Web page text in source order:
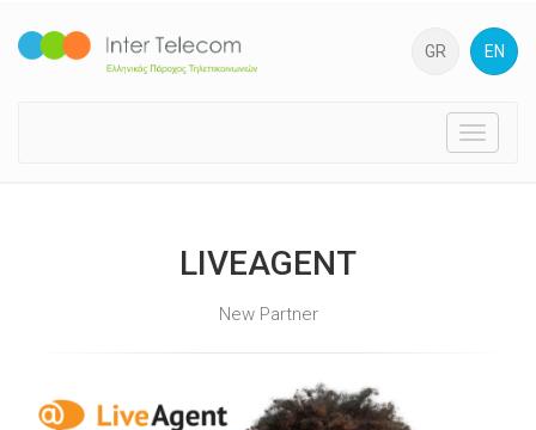
GR EN
Toggle
LIVEAGENT
New Partner